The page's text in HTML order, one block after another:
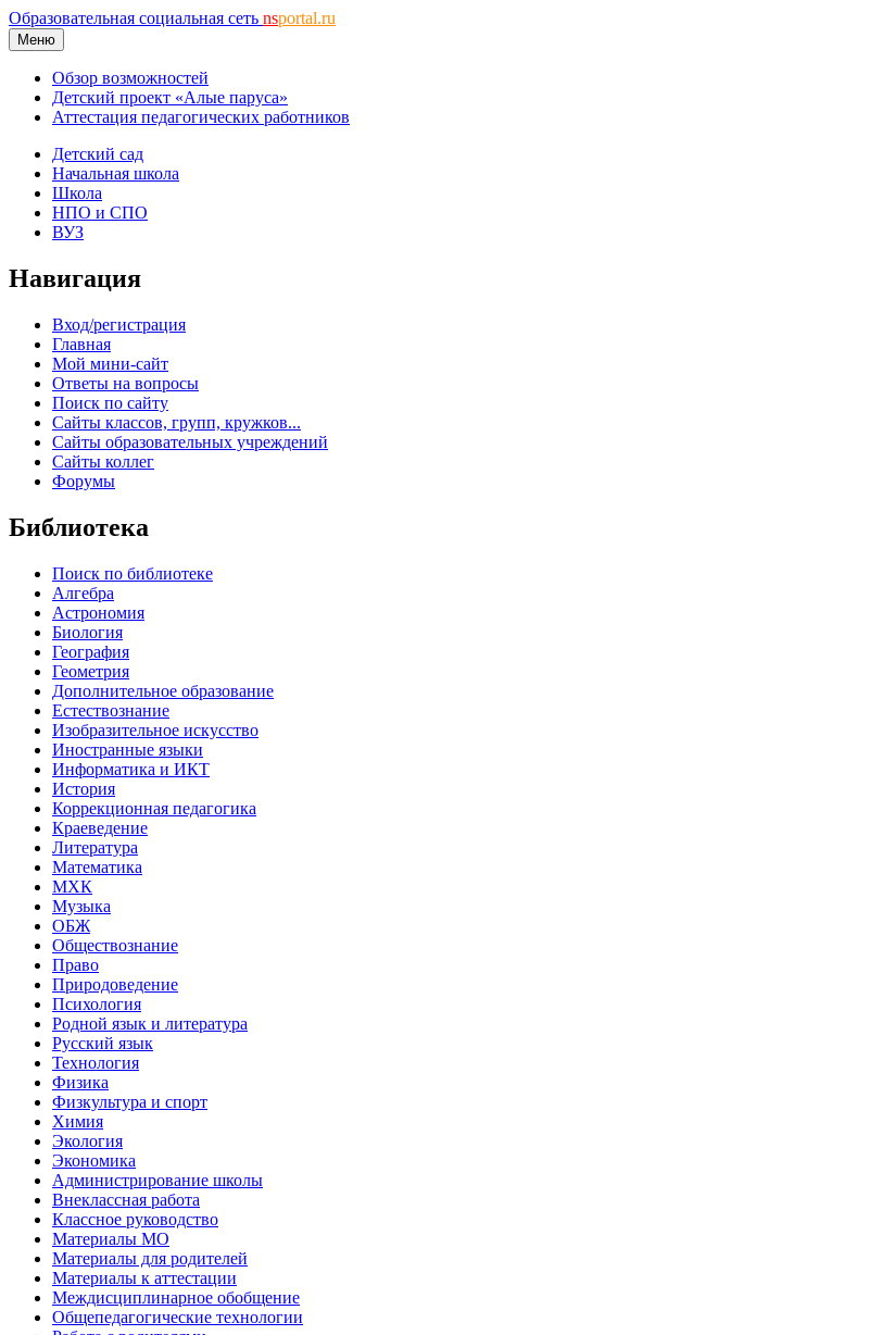
Образовательная социальная сеть nsportal.ru
Меню
Обзор возможностей
Детский проект «Алые паруса»
Аттестация педагогических работников
Детский сад
Начальная школа
Школа
НПО и СПО
ВУЗ
Навигация
Вход/регистрация
Главная
Мой мини-сайт
Ответы на вопросы
Поиск по сайту
Сайты классов, групп, кружков...
Сайты образовательных учреждений
Сайты коллег
Форумы
Библиотека
Поиск по библиотеке
Алгебра
Астрономия
Биология
География
Геометрия
Дополнительное образование
Естествознание
Изобразительное искусство
Иностранные языки
Информатика и ИКТ
История
Коррекционная педагогика
Краеведение
Литература
Математика
МХК
Музыка
ОБЖ
Обществознание
Право
Природоведение
Психология
Родной язык и литература
Русский язык
Технология
Физика
Физкультура и спорт
Химия
Экология
Экономика
Администрирование школы
Внеклассная работа
Классное руководство
Материалы МО
Материалы для родителей
Материалы к аттестации
Междисциплинарное обобщение
Общепедагогические технологии